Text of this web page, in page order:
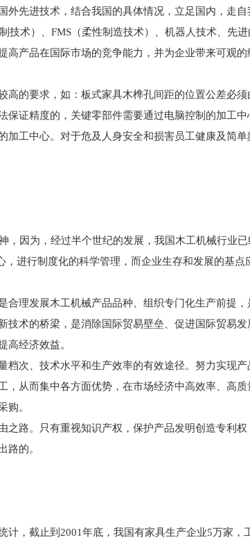
先进技术，结合我国的具体情况，立足国内，走
技术）、FMS（柔性制造技术）、机器人技术、先
产品在国际市场的竞争能力，并为企业带来可观
的要求，如：板式家具木榫孔间距的位置公差必
保证精度的，关键零部件需要通过电脑控制的加工
加工中心。对于危及人身安全和损害员工健康及简
因为，经过半个世纪的发展，我国木工机械行业
进行制度化的科学管理，而企业生存和发展的基
理发展木工机械产品品种、组织专门化生产前提
技术的桥梁，是消除国际贸易壁垒、促进国际贸易
高经济效益。
次、技术水平和生产效率的有效途径。努力实现
从而集中各方面优势，在市场经济中高效率、高
购。
路。只有重视知识产权，保护产品发明创造专利
路的。
截止到2001年底，我国有家具生产企业5万家，